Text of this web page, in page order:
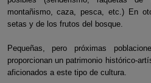
montañismo, caza, pesca, etc.) En
setas y de los frutos del bosque.
Pequeñas, pero próximas
proporcionan un patrimonio histórico-
aficionados a este tipo de cultura.